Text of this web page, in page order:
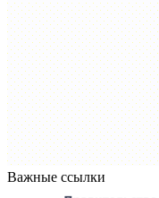
Важные ссылки